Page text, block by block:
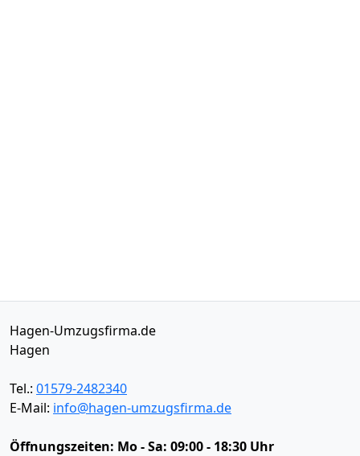
Hagen-Umzugsfirma.de
Hagen
Tel.: 01579-2482340
E-Mail: info@hagen-umzugsfirma.de
Öffnungszeiten: Mo - Sa: 09:00 - 18:30 Uhr